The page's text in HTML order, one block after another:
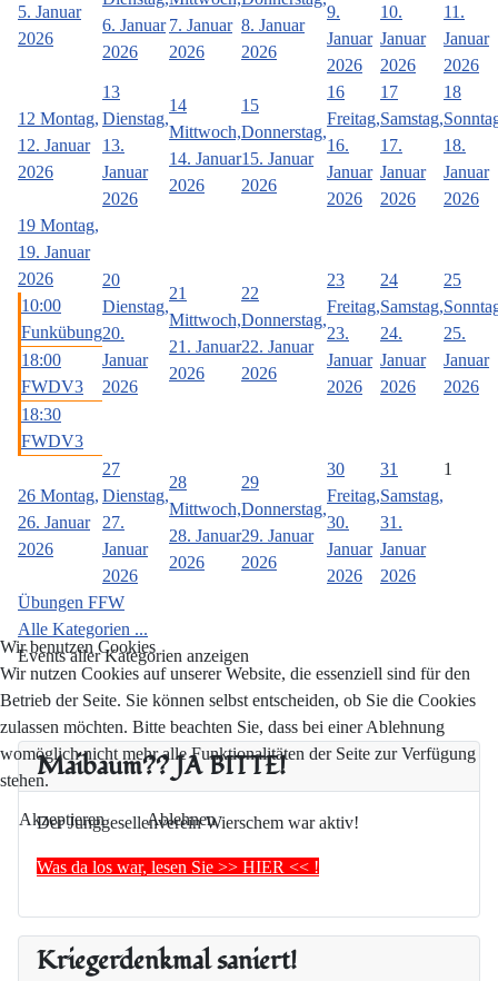
Maibaum?? JA BITTE!
Der Junggesellenverein Wierschem war aktiv!
Was da los war, lesen Sie >> HIER << !
Kriegerdenkmal saniert!
5. Januar
2026
6. Januar
2026
7. Januar
2026
8. Januar
2026
9.
Januar
2026
10.
Januar
2026
11.
Januar
2026
12 Montag,
12. Januar
2026
13
Dienstag,
13.
Januar
2026
14
Mittwoch,
14. Januar
2026
15
Donnerstag,
15. Januar
2026
16
Freitag,
16.
Januar
2026
17
Samstag,
17.
Januar
2026
18
18.
Januar
2026
19 Montag,
19. Januar
2026
10:00
Funkübung
18:00
FWDV3
18:30
FWDV3
20
Dienstag,
20.
Januar
2026
21
Mittwoch,
21. Januar
2026
22
Donnerstag,
22. Januar
2026
23
Freitag,
23.
Januar
2026
24
Samstag,
24.
Januar
2026
25
25.
Januar
2026
26 Montag,
26. Januar
2026
27
Dienstag,
27.
Januar
2026
28
Mittwoch,
28. Januar
2026
29
Donnerstag,
29. Januar
2026
30
Freitag,
30.
Januar
2026
31
Samstag,
31.
Januar
2026
1
Übungen FFW
Alle Kategorien ...
Events aller Kategorien anzeigen
Wir benutzen Cookies
Wir nutzen Cookies auf unserer Website, die essenziell sind für den
Betrieb der Seite. Sie können selbst entscheiden, ob Sie die Cookies
zulassen möchten. Bitte beachten Sie, dass bei einer Ablehnung
womöglich nicht mehr alle Funktionalitäten der Seite zur Verfügung
stehen.
Akzeptieren Ablehnen